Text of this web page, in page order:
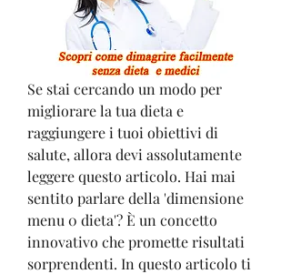
Se stai cercando un modo per
migliorare la tua dieta e
raggiungere i tuoi obiettivi di
salute, allora devi assolutamente
leggere questo articolo. Hai mai
sentito parlare della 'dimensione
menu 0 dieta'? È un concetto
innovativo che promette risultati
sorprendenti. In questo articolo ti